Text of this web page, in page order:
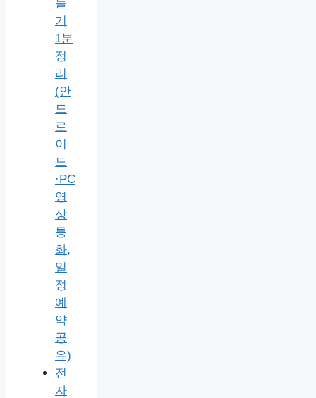
들
기
1분
정
리
(안
드
로
이
드
·PC
영
상
통
화,
일
정
예
약
공
유)
전
자